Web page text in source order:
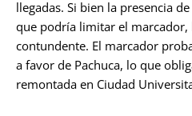
llegadas. Si bien la presencia
que podría limitar el marcador,
contundente. El marcador
a favor de Pachuca, lo que
remontada en Ciudad